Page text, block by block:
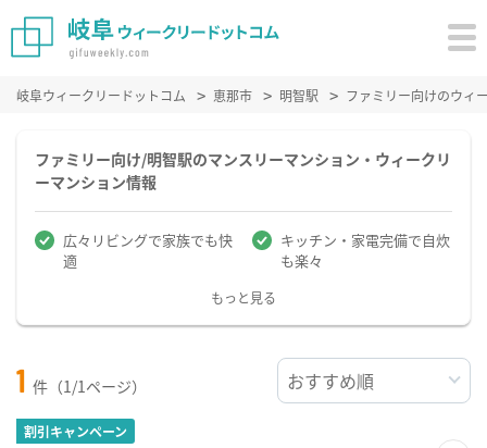
岐阜ウィークリードットコム 恵那市 明智駅 ファミリー向けのウィ
ファミリー向け/明智駅のマンスリーマンション・ウィークリ
ーマンション情報
広々リビングで家族でも快
適
キッチン・家電完備で自炊
も楽々
もっと見る
1 件（1/1ページ）
割引キャンペーン